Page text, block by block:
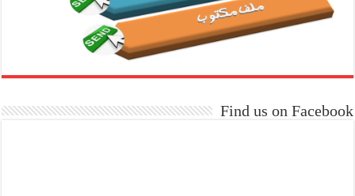
Find us on Facebook